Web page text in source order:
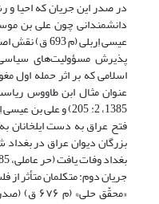
در صدر این جریان که احیا
عیسى اِربلى (م
پذیرش مسؤولیت‌های
اسلامی که بر اثر حمله اول
عنوان مثال ابن طاووس
1385، 2: 205) و
فتح عراق به دست ایلخانان
بغداد وفات یافت (حر عاملی، 1385، ج 2، ص 195).
جریان دوم: متکلمان متأثر از